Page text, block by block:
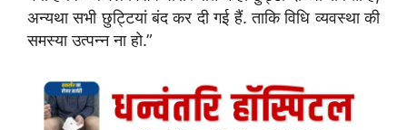
अन्यथा सभी छुट्टियां बंद कर दी गई हैं. ताकि विधि व्यवस्था की
समस्या उत्पन्न ना हो.”